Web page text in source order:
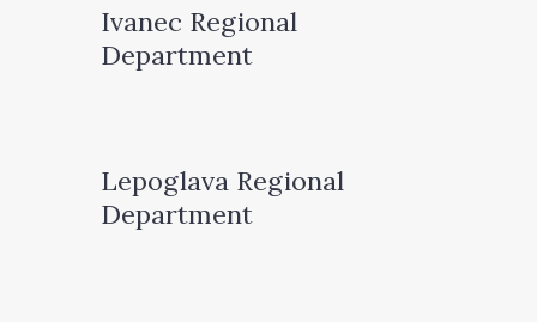
Ivanec Regional
Department
Lepoglava Regional
Department